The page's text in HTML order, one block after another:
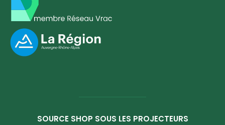
SOURCE SHOP SOUS LES PROJECTEURS